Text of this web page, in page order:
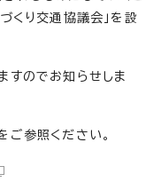
くり交通協議会」を設
すのでお知らせしま
ご参照ください。